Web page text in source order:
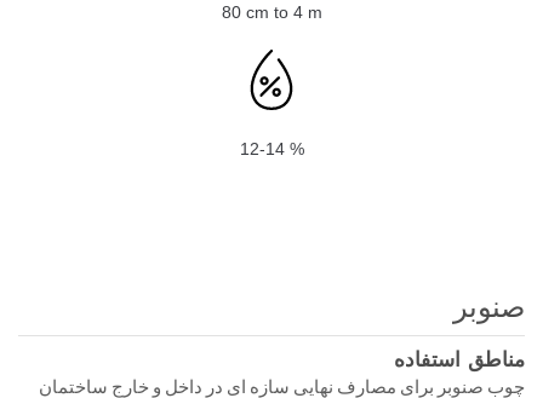
80 cm to 4 m
12-14 %
صنوبر
مناطق استفاده
چوب صنوبر برای مصارف نهایی سازه ای در داخل و خارج ساختمان